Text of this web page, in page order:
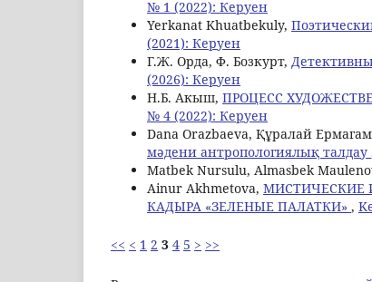
№ 1 (2022): Керуен
Yerkanat Khuatbekuly,
(2021): Керуен
Г.Ж. Орда, Ф. Бозкурт,
(2026): Керуен
Н.Б. Aкыш, ПРОЦЕСС
№ 4 (2022): Керуен
Dana Orazbaeva, Құралай
мәдени антропологиялық талдау
Matbek Nursulu, Almasbek
Ainur Akhmetova, МИСТИЧЕСКИЕ
КАДЫРА «ЗЕЛЕНЫЕ ПАЛАТКИ» ,
<< < 1 2 3 4 5 > >>